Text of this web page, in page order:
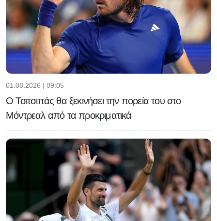
01.08.2026 | 09:05
Ο Τσιτσιπάς θα ξεκινήσει την πορεία του στο
Μόντρεαλ από τα προκριματικά